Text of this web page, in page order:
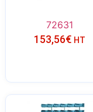
72631
153,56€ HT